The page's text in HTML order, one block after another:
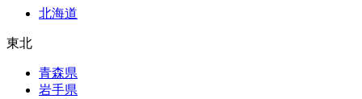
北海道
東北
青森県
岩手県